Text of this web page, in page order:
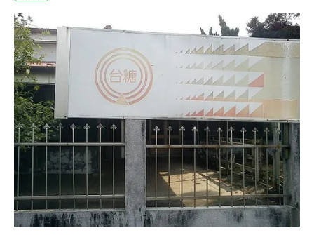
批通過環評的園區。台南新市園區則是通過環評初審，北
高雄園區尚在初審階段，雲林褒忠園區則因屬於農業用地
核心區域，需進入二階環評。昨天的水上、中埔環評大
會，嘉義縣長翁章梁親自出席。他表示，嘉義縣民對工業
區期待很深，「但基本上我們是農工大縣，農業還是比較
第一位」，因此必須做好環境保護，避免食安疑慮，嘉義
縣會全力配合。水上、中埔產業園區開發面積分別為79.56
及67.61公頃，都屬台糖農業用地。由於兩案位置接近，在
第一次初審時，環委建議合併考量兩園區